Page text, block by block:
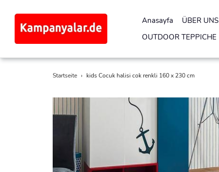
Anasayfa ÜBER UNS
OUTDOOR TEPPICHE
Startseite › kids Cocuk halisi cok renkli 160 x 230 cm